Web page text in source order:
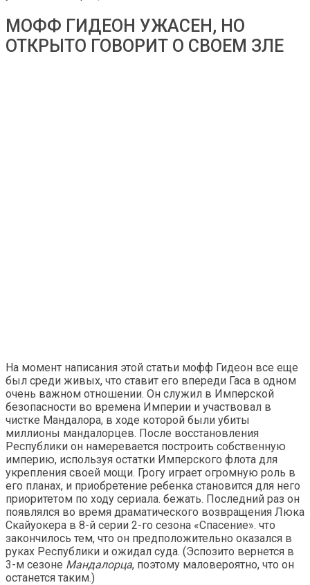
МОФФ ГИДЕОН УЖАСЕН, НО
ОТКРЫТО ГОВОРИТ О СВОЕМ ЗЛЕ
На момент написания этой статьи мофф Гидеон все еще
был среди живых, что ставит его впереди Гаса в одном
очень важном отношении. Он служил в Имперской
безопасности во времена Империи и участвовал в
чистке Мандалора, в ходе которой были убиты
миллионы мандалорцев. После восстановления
Республики он намеревается построить собственную
империю, используя остатки Имперского флота для
укрепления своей мощи. Грогу играет огромную роль в
его планах, и приобретение ребенка становится для него
приоритетом по ходу сериала. бежать. Последний раз он
появлялся во время драматического возвращения Люка
Скайуокера в 8-й серии 2-го сезона «Спасение». что
закончилось тем, что он предположительно оказался в
руках Республики и ожидал суда. (Эспозито вернется в
3-м сезоне Мандалорца, поэтому маловероятно, что он
останется таким.)